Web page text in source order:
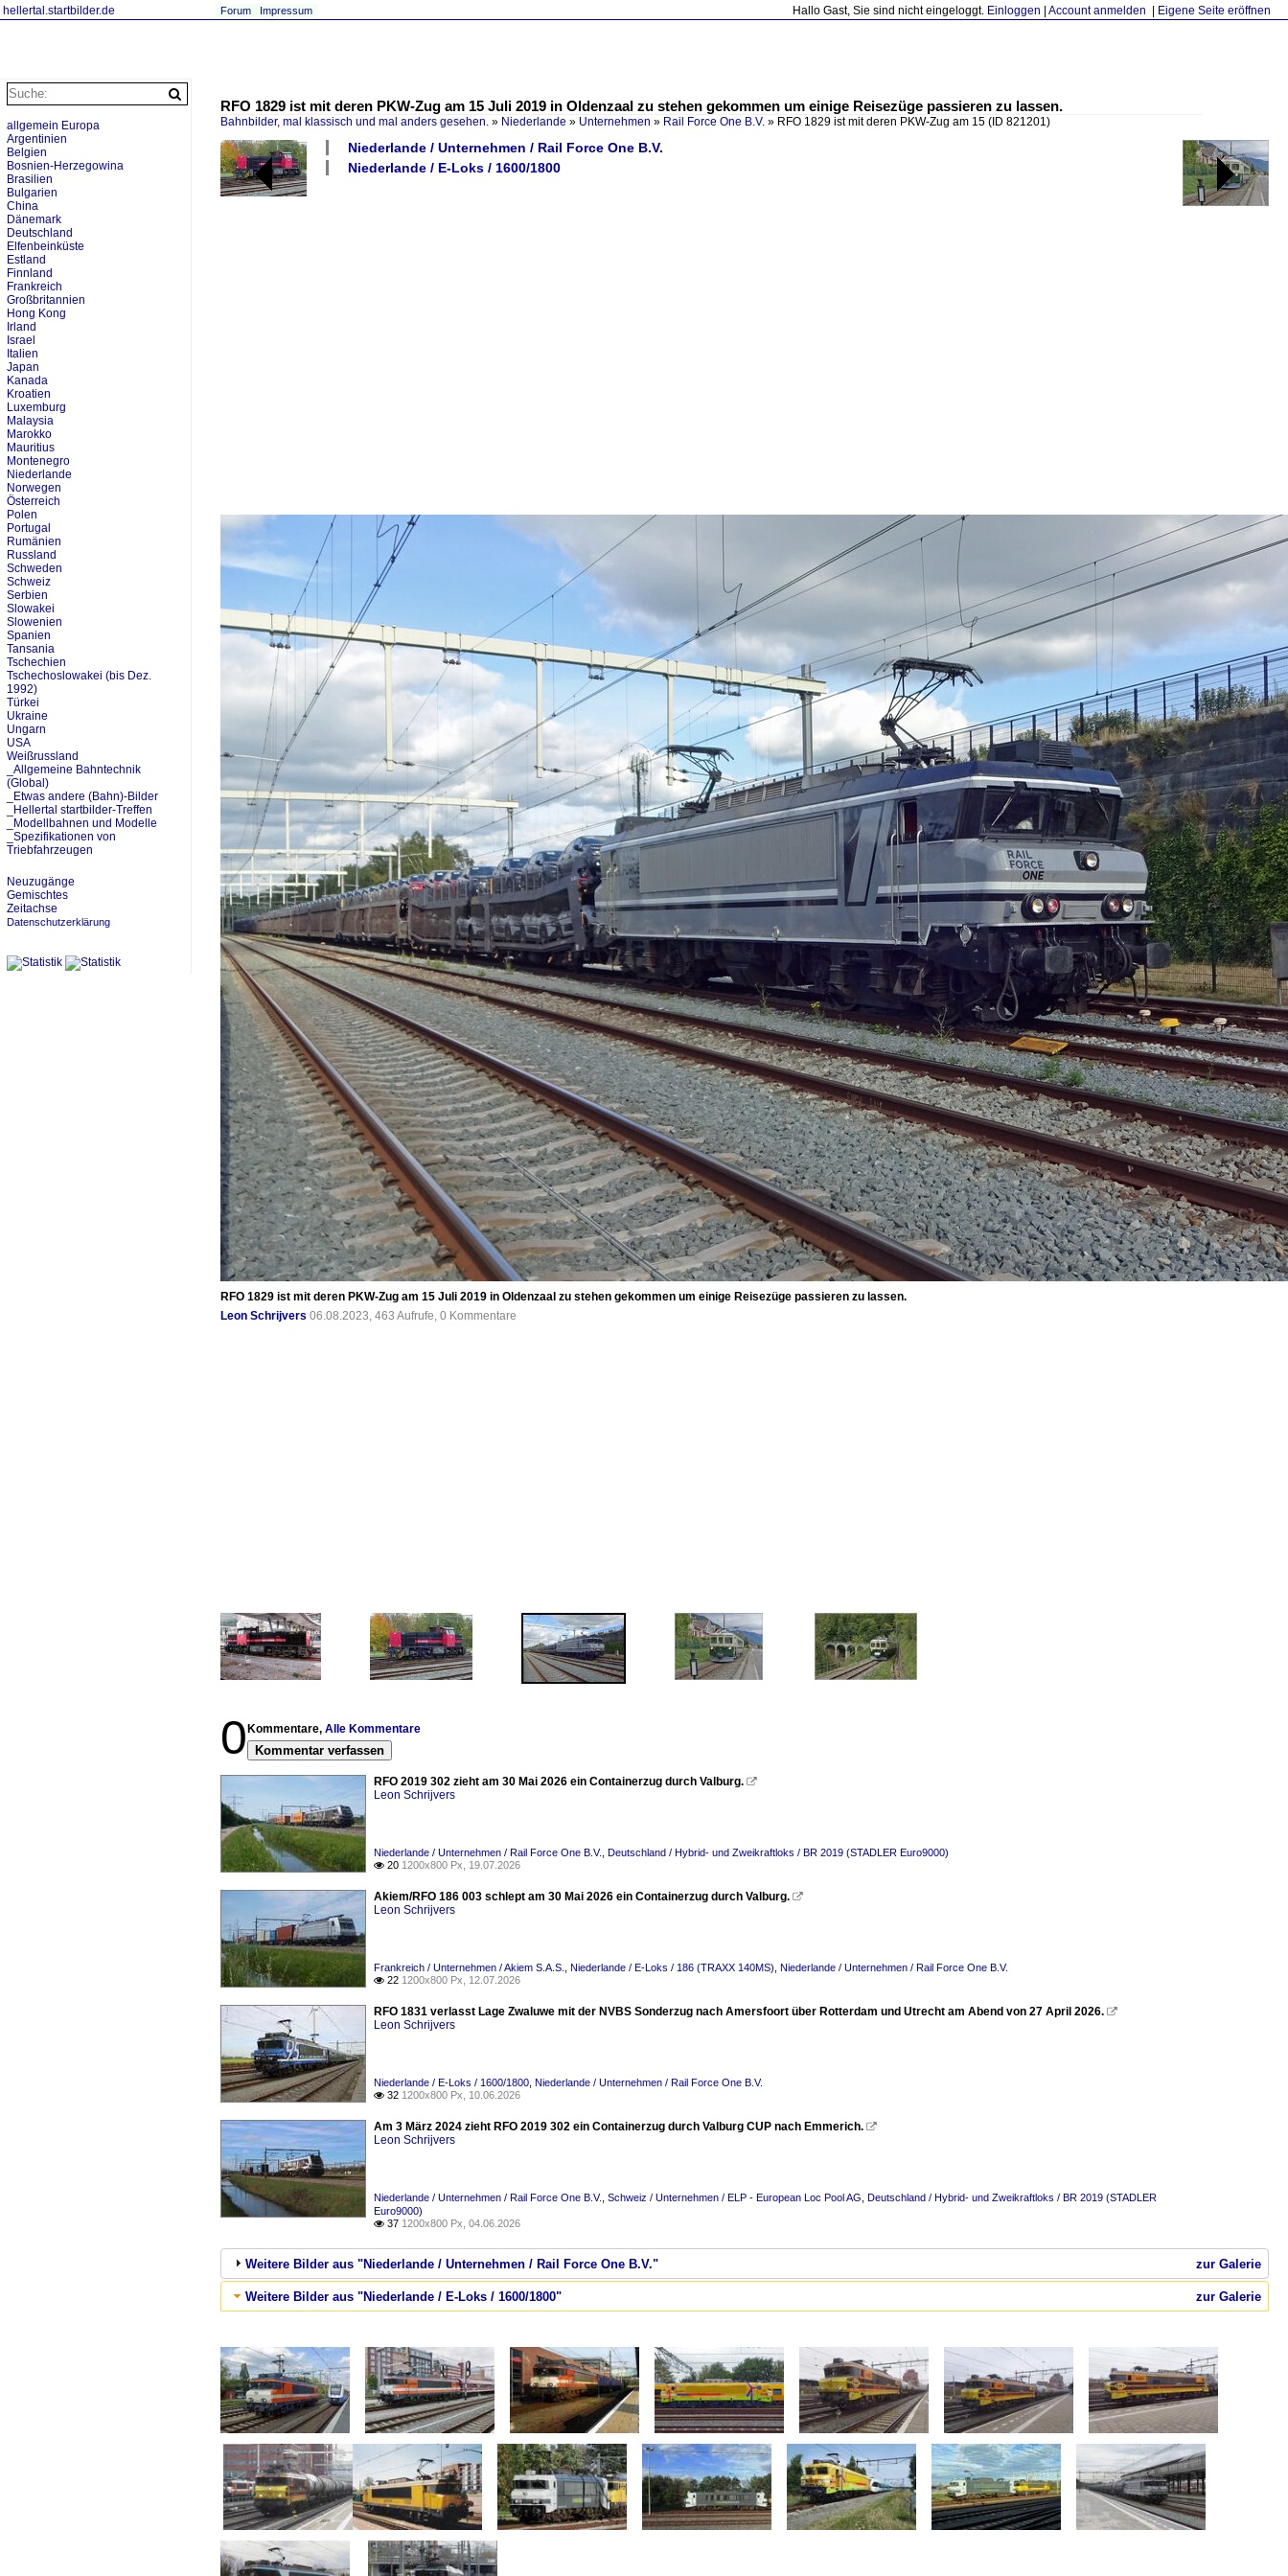
hellertal.startbilder.de Hallo Gast, Sie sind nicht eingeloggt. Einloggen Account anmelden Eigene Seite eröffnen
Forum Impressum
RFO 1829 ist mit deren PKW-Zug am 15 Juli 2019 in Oldenzaal zu stehen gekommen um einige Reisezüge passieren zu lassen.
Bahnbilder, mal klassisch und mal anders gesehen. » Niederlande » Unternehmen » Rail Force One B.V. » RFO 1829 ist mit deren PKW-Zug am 15 (ID 821201)
Niederlande / Unternehmen / Rail Force One B.V.
Niederlande / E-Loks / 1600/1800
RFO 1829 ist mit deren PKW-Zug am 15 Juli 2019 in Oldenzaal zu stehen gekommen um einige Reisezüge passieren zu lassen.
Leon Schrijvers 06.08.2023, 463 Aufrufe, 0 Kommentare
0 Kommentare, Alle Kommentare
Kommentar verfassen
RFO 2019 302 zieht am 30 Mai 2026 ein Containerzug durch Valburg. 
Leon Schrijvers
Niederlande / Unternehmen / Rail Force One B.V. Deutschland / Hybrid- und Zweikraftloks / BR 2019 (STADLER Euro9000)
 20 1200x800 Px, 19.07.2026
Akiem/RFO 186 003 schlept am 30 Mai 2026 ein Containerzug durch Valburg. 
Leon Schrijvers
Frankreich / Unternehmen / Akiem S.A.S. Niederlande / E-Loks / 186 (TRAXX 140MS) Niederlande / Unternehmen / Rail Force One B.V.
 22 1200x800 Px, 12.07.2026
RFO 1831 verlasst Lage Zwaluwe mit der NVBS Sonderzug nach Amersfoort über Rotterdam und Utrecht am Abend von 27 April 2026. 
Leon Schrijvers
Niederlande / E-Loks / 1600/1800 Niederlande / Unternehmen / Rail Force One B.V.
 32 1200x800 Px, 10.06.2026
Am 3 März 2024 zieht RFO 2019 302 ein Containerzug durch Valburg CUP nach Emmerich. 
Leon Schrijvers
Niederlande / Unternehmen / Rail Force One B.V. Schweiz / Unternehmen / ELP - European Loc Pool AG Deutschland / Hybrid- und Zweikraftloks / BR 2019 (STADLER
Euro9000)
 37 1200x800 Px, 04.06.2026
zur Galerie
Weitere Bilder aus "Niederlande / Unternehmen / Rail Force One B.V."
zur Galerie
Weitere Bilder aus "Niederlande / E-Loks / 1600/1800"
allgemein Europa
Argentinien
Belgien
Bosnien-Herzegowina
Brasilien
Bulgarien
China
Dänemark
Deutschland
Elfenbeinküste
Estland
Finnland
Frankreich
Großbritannien
Hong Kong
Irland
Israel
Italien
Japan
Kanada
Kroatien
Luxemburg
Malaysia
Marokko
Mauritius
Montenegro
Niederlande
Norwegen
Österreich
Polen
Portugal
Rumänien
Russland
Schweden
Schweiz
Serbien
Slowakei
Slowenien
Spanien
Tansania
Tschechien
Tschechoslowakei (bis Dez.
1992)
Türkei
Ukraine
Ungarn
USA
Weißrussland
_Allgemeine Bahntechnik
(Global)
_Etwas andere (Bahn)-Bilder
_Hellertal startbilder-Treffen
_Modellbahnen und Modelle
_Spezifikationen von
Triebfahrzeugen
Neuzugänge
Gemischtes
Zeitachse
Datenschutzerklärung